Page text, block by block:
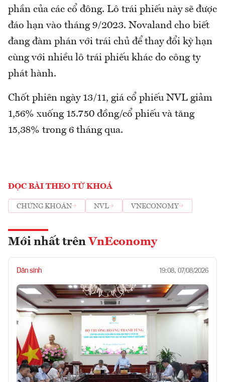
phần của các cổ đông. Lô trái phiếu này sẽ được
đáo hạn vào tháng 9/2023. Novaland cho biết
đang đàm phán với trái chủ để thay đổi kỳ hạn
cùng với nhiều lô trái phiếu khác do công ty
phát hành.
Chốt phiên ngày 13/11, giá cổ phiếu NVL giảm
1,56% xuống 15.750 đồng/cổ phiếu và tăng
15,38% trong 6 tháng qua.
ĐỌC BÀI THEO TỪ KHOÁ
CHỨNG KHOÁN NVL VNECONOMY
Mới nhất trên VnEconomy
Dân sinh 19:08, 07/08/2026